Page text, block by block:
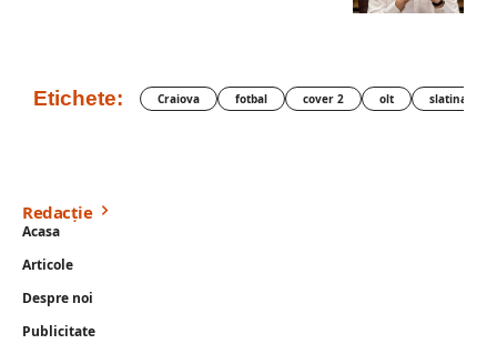
Etichete: Craiova fotbal cover 2 olt slatina
Redacție
Acasa
Articole
Despre noi
Publicitate